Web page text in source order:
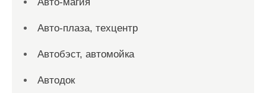
Авто-плаза, техцентр
Автобэст, автомойка
Автодок